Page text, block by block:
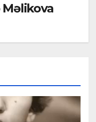
Məlikova